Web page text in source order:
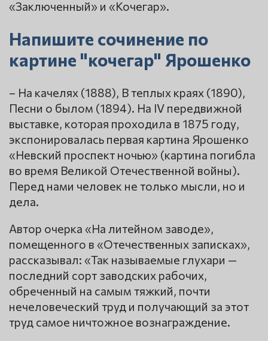
«Заключенный» и «Кочегар».
Напишите сочинение по
картине "кочегар" Ярошенко
– На качелях (1888), В теплых краях (1890),
Песни о былом (1894). На IV передвижной
выставке, которая проходила в 1875 году,
экспонировалась первая картина Ярошенко
«Невский проспект ночью» (картина погибла
во время Великой Отечественной войны).
Перед нами человек не только мысли, но и
дела.
Автор очерка «На литейном заводе»,
помещенного в «Отечественных записках»,
рассказывал: «Так называемые глухари —
последний сорт заводских рабочих,
обреченный на самым тяжкий, почти
нечеловеческий труд и получающий за этот
труд самое ничтожное вознаграждение.